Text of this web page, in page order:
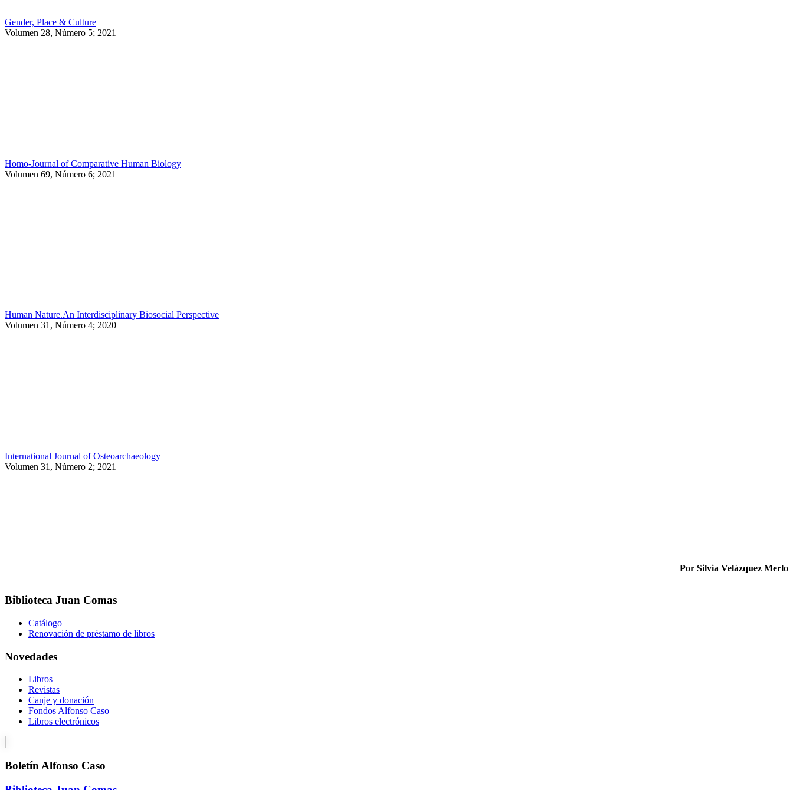
Gender, Place & Culture
Volumen 28, Número 5; 2021
Homo-Journal of Comparative Human Biology
Volumen 69, Número 6; 2021
Human Nature.An Interdisciplinary Biosocial Perspective
Volumen 31, Número 4; 2020
International Journal of Osteoarchaeology
Volumen 31, Número 2; 2021
Por Silvia Velázquez Merlo
Biblioteca Juan Comas
Catálogo
Renovación de préstamo de libros
Novedades
Libros
Revistas
Canje y donación
Fondos Alfonso Caso
Libros electrónicos
Boletín Alfonso Caso